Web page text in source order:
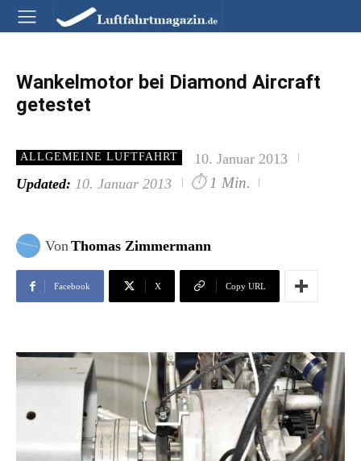
Wankelmotor bei Diamond Aircraft
getestet
ALLGEMEINE LUFTFAHRT
10. Januar 2013
Updated: 10. Januar 2013 ⏱ 1 Min.
VonThomas Zimmermann
Facebook X Copy URL